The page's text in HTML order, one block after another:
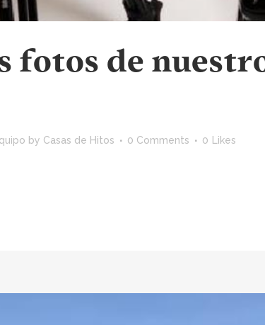
fotos de
by Casas de Hitos 0 Comments 0 Likes